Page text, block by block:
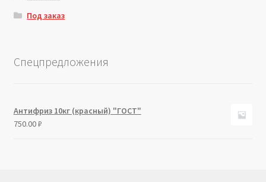
Под заказ
Спецпредложения
Антифриз 10кг (красный) "ГОСТ"
750.00₽